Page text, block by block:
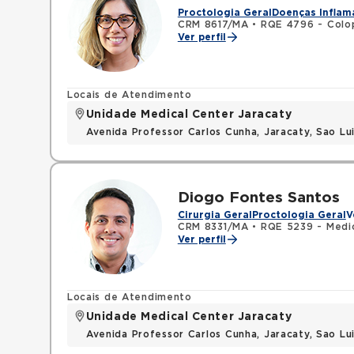
Proctologia Geral Doenças
CRM 8617/MA •
RQE 4796 -
Ver perfil
Locais de Atendimento
Unidade Medical Center Jaracaty
Avenida Professor Carlos Cunha, Jaracaty, Sao
Diogo Fontes Santos
Cirurgia Geral Proctologia Geral
CRM 8331/MA •
RQE 5239 -
Ver perfil
Locais de Atendimento
Unidade Medical Center Jaracaty
Avenida Professor Carlos Cunha, Jaracaty, Sao